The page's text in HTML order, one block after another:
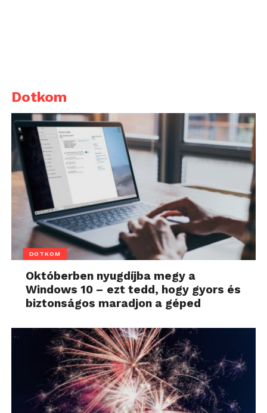
Dotkom
DOTKOM
Októberben nyugdíjba megy a
Windows 10 – ezt tedd, hogy gyors és
biztonságos maradjon a géped